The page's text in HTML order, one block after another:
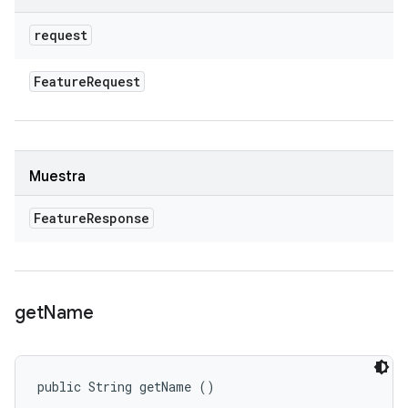
request
FeatureRequest
Muestra
FeatureResponse
getName
public String getName ()